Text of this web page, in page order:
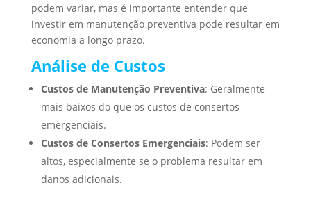
podem variar, mas é importante entender que
investir em manutenção preventiva pode resultar em
economia a longo prazo.
Análise de Custos
Custos de Manutenção Preventiva: Geralmente
mais baixos do que os custos de consertos
emergenciais.
Custos de Consertos Emergenciais: Podem ser
altos, especialmente se o problema resultar em
danos adicionais.